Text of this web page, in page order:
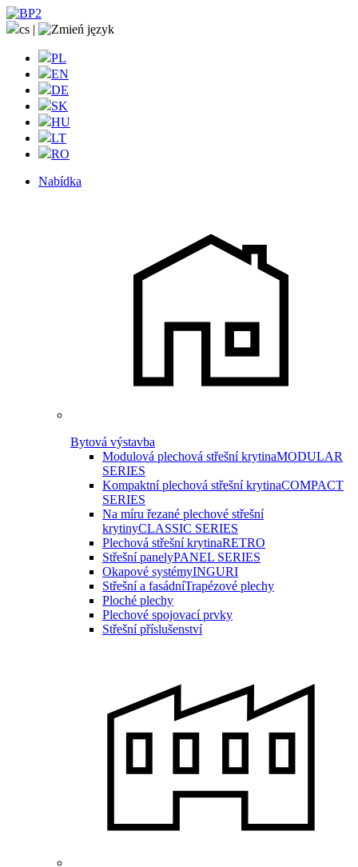
cs |
PL
EN
DE
SK
HU
LT
RO
Nabídka
Bytová výstavba
Modulová plechová střešní krytinaMODULAR
SERIES
Kompaktní plechová střešní krytinaCOMPACT
SERIES
Na míru řezané plechové střešní
krytinyCLASSIC SERIES
Plechová střešní krytinaRETRO
Střešní panelyPANEL SERIES
Okapové systémyINGURI
Střešní a fasádníTrapézové plechy
Ploché plechy
Plechové spojovací prvky
Střešní příslušenství